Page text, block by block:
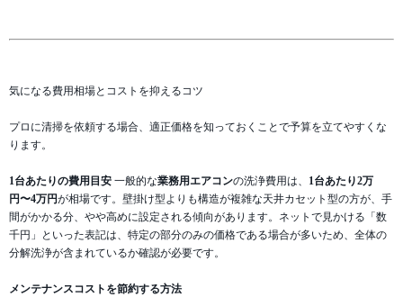
気になる費用相場とコストを抑えるコツ
プロに清掃を依頼する場合、適正価格を知っておくことで予算を立てやすくな
ります。
1台あたりの費用目安 一般的な業務用エアコンの洗浄費用は、 1台あたり2万
円〜4万円が相場です。壁掛け型よりも構造が複雑な天井カセット型の方が、手
間がかかる分、やや高めに設定される傾向があります。ネットで見かける「数
千円」といった表記は、特定の部分のみの価格である場合が多いため、全体の
分解洗浄が含まれているか確認が必要です。
メンテナンスコストを節約する方法